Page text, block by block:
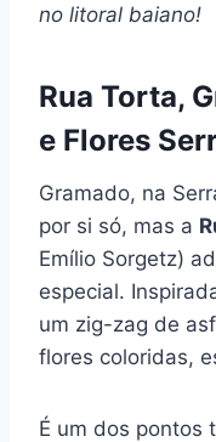
no litoral baiano!
Rua Torta,
e Flores
Gramado, na
por si só, mas a
Emílio Sorgetz)
especial.
um zig-zag de
flores coloridas,
É um dos pontos